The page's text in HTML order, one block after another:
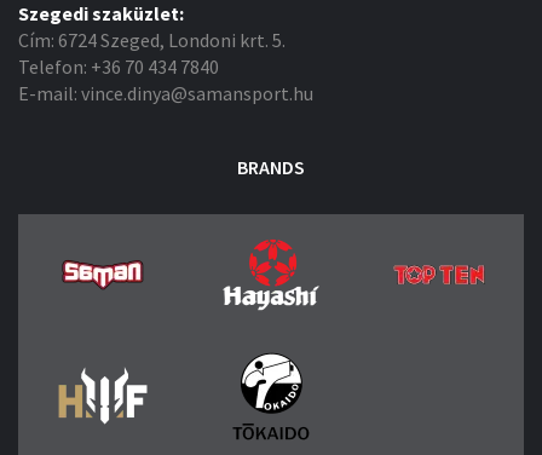
Szegedi szaküzlet:
Cím: 6724 Szeged, Londoni krt. 5.
Telefon: +36 70 434 7840
E-mail: vince.dinya@samansport.hu
BRANDS